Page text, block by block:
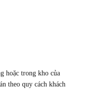
hoặc trong kho của
theo quy cách khách